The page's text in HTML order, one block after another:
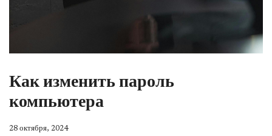
Как изменить пароль
компьютера
28 октября, 2024